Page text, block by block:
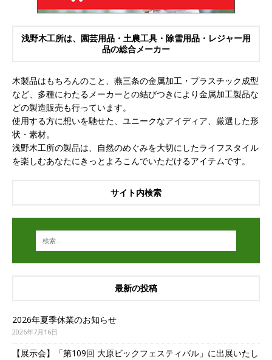
浅野木工所は、園芸用品・土農工具・除雪用品・レジャー用
品の総合メーカー
木製品はもちろんのこと、燕三条の金属加工・プラスチック成型
など、多種にわたるメーカーとの結びつきにより金属加工製品な
どの製造販売も行っています。
使用する方に想いを馳せた、ユニークなアイディア、厳選した形
状・素材。
浅野木工所の製品は、自然のめぐみを大切にしたライフスタイル
を楽しむあなたにきっとよろこんでいただけるアイテムです。
サイト内検索
最新の投稿
2026年夏季休業のお知らせ
2026年7月16日
【展示会】「第109回 大原ビックフェスティバル」に出展いたし